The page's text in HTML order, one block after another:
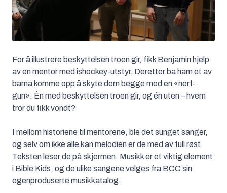
For å illustrere beskyttelsen troen gir, fikk Benjamin hjelp
av en mentor med ishockey-utstyr. Deretter ba ham et av
barna komme opp å skyte dem begge med en «nerf-
gun». Èn med beskyttelsen troen gir, og én uten – hvem
tror du fikk vondt?
I mellom historiene til mentorene, ble det sunget sanger,
og selv om ikke alle kan melodien er de med av full røst.
Teksten leser de på skjermen. Musikk er et viktig element
i Bible Kids, og de ulike sangene velges fra BCC sin
egenproduserte musikkatalog.